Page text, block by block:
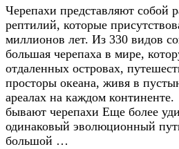
Черепахи представляют собой
рептилий, которые
миллионов лет. Из 330 видов
большая черепаха в мире,
отдаленных островах,
просторы океана, живя в
ареалах на каждом
бывают черепахи Еще более
одинаковый эволюционный
большой …